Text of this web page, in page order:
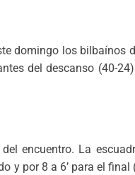
domingo los bilbaínos
del descanso (40-
encuentro. La
y por 8 a 6’ para el final